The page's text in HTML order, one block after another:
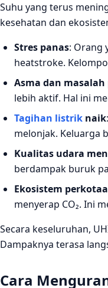
Suhu yang terus
kesehatan dan
Stres panas: Orang
heatstroke.
Asma dan
lebih aktif. Hal ini
Tagihan listrik naik
melonjak. Keluarga
Kualitas udara
berdampak buruk
Ekosistem
menyerap CO₂. Ini
Secara keseluruhan,
Dampaknya terasa
Cara